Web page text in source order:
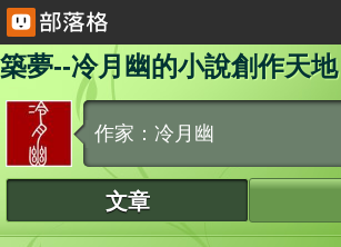
築夢--冷月幽的小說創作天地
作家：冷月幽
文章